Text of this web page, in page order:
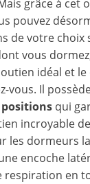
grâce à cet
pouvez
de votre choix
vous
idéal et
vous. Il
qui
incroyable
les dormeurs
encoche
respiration en